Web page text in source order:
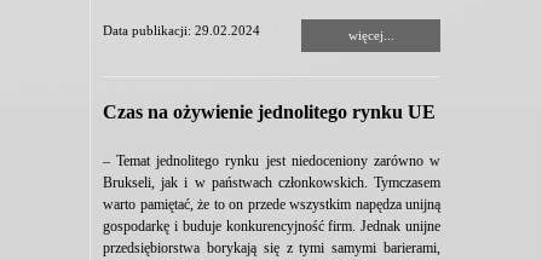
Data publikacji: 29.02.2024 więcej...
Czas na ożywienie jednolitego rynku UE
– Temat jednolitego rynku jest niedoceniony zarówno w
Brukseli, jak i w państwach członkowskich. Tymczasem
warto pamiętać, że to on przede wszystkim napędza unijną
gospodarkę i buduje konkurencyjność firm. Jednak unijne
przedsiębiorstwa borykają się z tymi samymi barierami,